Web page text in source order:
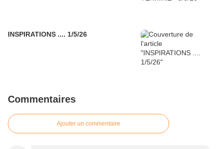
INSPIRATIONS .... 1/5/26
Commentaires
Ajouter un commentaire